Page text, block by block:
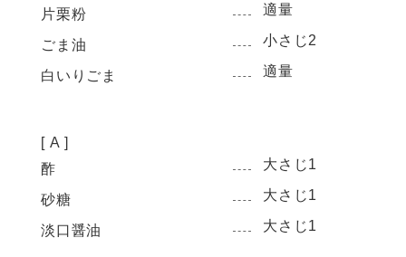
片栗粉 適量
ごま油 小さじ2
白いりごま 適量
[ A ]
酢
大さじ1
砂糖 大さじ1
淡口醤油 大さじ1